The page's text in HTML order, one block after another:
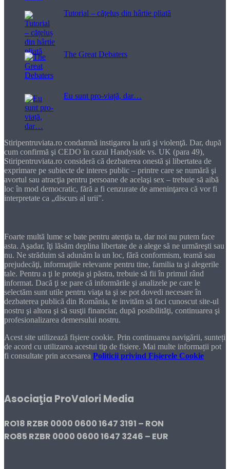
Tutorial – cățeluș din hârtie pliată
The Great Debaters
Eu sunt pro-viață, dar…
Stiripentruviata.ro condamnă instigarea la ură şi violenţă. Dar, după
cum confirmă şi CEDO în cazul Handyside vs. UK (para 49),
Stiripentruviata.ro consideră că dezbaterea onestă şi libertatea de
exprimare pe subiecte de interes public – printre care se numără şi
avortul sau atracţia pentru persoane de acelaşi sex – trebuie să aibă
loc în mod democratic, fără a fi cenzurate de ameninţarea că vor fi
interpretate ca „discurs al urii”.
Foarte multă lume se bate pentru atenţia ta, dar noi nu putem face
asta. Aşadar, îţi lăsăm deplina libertate de a alege să ne urmăreşti sau
nu. Ne străduim să adunăm la un loc, fără conformism, teamă sau
prejudecăţi, informaţiile relevante pentru tine, familia ta şi alegerile
tale. Pentru a ţi le proteja şi păstra, trebuie să fii în primul rând
informat. Dacă ţi se pare că informările şi analizele pe care le
selectăm sunt utile pentru viaţa ta şi se pot dovedi necesare în
dezbaterea publică din România, te invităm să faci cunoscut site-ul
nostru şi altora şi să susţii financiar, după posibilităţi, continuarea şi
profesionalizarea demersului nostru.
Acest site utilizează fișiere cookie. Prin continuarea navigării, sunteți
de acord cu utilizarea acestui tip de fișiere. Mai multe informații pot
fi consultate prin accesarea Politicii privind Fișierele Cookie
Asociaţia ProValori Media
RO18 RZBR 0000 0600 1647 3191 – RON
RO85 RZBR 0000 0600 1647 3246 – EUR